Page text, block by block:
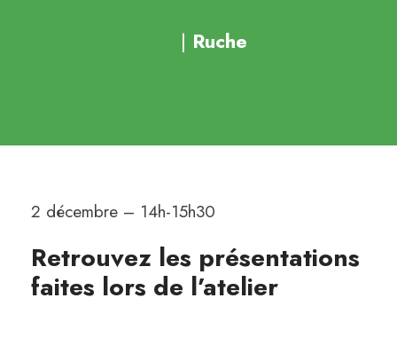
| Ruche
2 décembre – 14h-15h30
Retrouvez les présentations
faites lors de l’atelier